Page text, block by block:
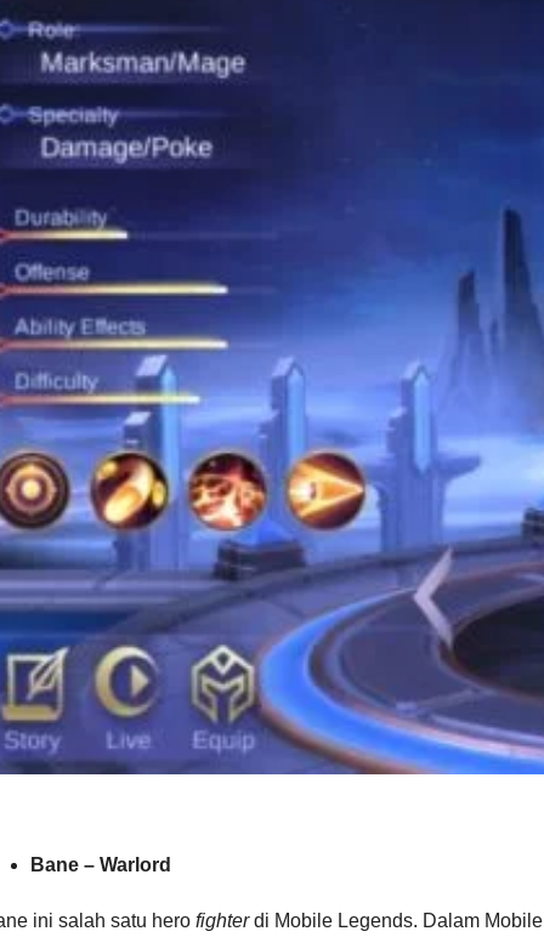
Bane – Warlord
ini salah satu hero fighterdi Mobile Legends. Dalam